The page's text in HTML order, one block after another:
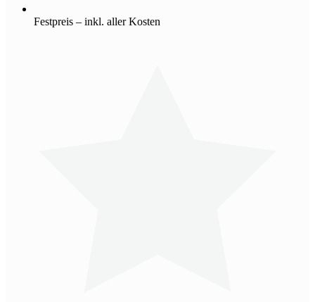
Festpreis – inkl. aller Kosten